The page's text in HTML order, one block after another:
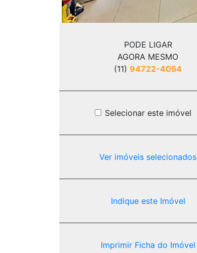
PODE LIGAR
AGORA MESMO
(11) 94722-4054
Selecionar este imóvel
Ver imóveis selecionados
Indique este Imóvel
Imprimir Ficha do Imóvel